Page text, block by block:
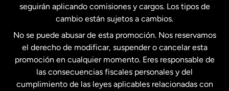
Estados Unidos Español
Francia
Malasia
seguirán aplicando comisiones y cargos. Los tipos de
cambio están sujetos a cambios.
No se puede abusar de esta promoción. Nos reservamos
el derecho de modificar, suspender o cancelar esta
promoción en cualquier momento. Eres responsable de
las consecuencias fiscales personales y del
cumplimiento de las leyes aplicables relacionadas con